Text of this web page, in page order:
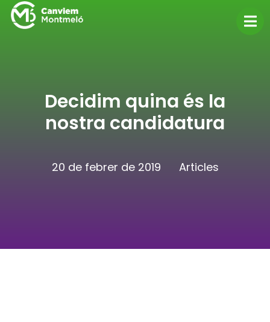
Decidim quina és la
nostra candidatura
20 de febrer de 2019 Articles